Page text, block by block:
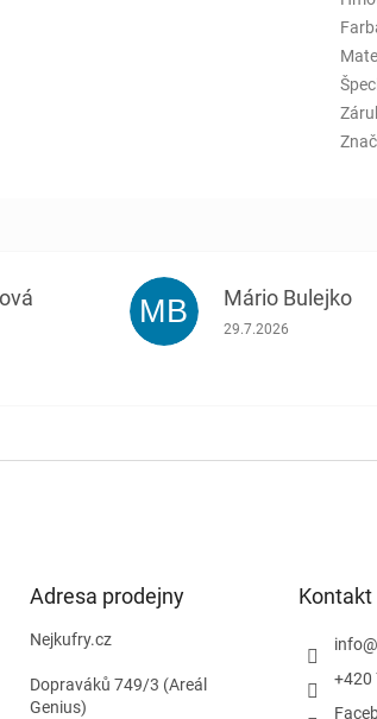
je 5 z 5 hviezdičiek.
MB Mário Bulejko
Hodnotenie
29.7.2026
Adresa prodejny
Nejkufry.cz
Dopraváků 749/3 (Areál
Genius)
Kontakt
info@
+420